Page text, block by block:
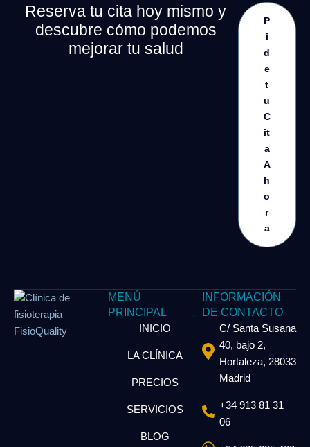
Reserva tu cita hoy mismo y
descubre cómo podemos
mejorar tu salud
P
i
d
e
t
u
C
it
a
A
h
o
r
a
MENÚ
PRINCIPAL
INICIO
LA CLÍNICA
PRECIOS
SERVICIOS
BLOG
INFORMACIÓN
DE CONTACTO
C/ Santa Susana
40, bajo 2,
Hortaleza, 28033
Madrid
+34 913 81 31
06